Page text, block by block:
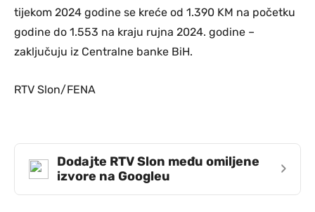
tijekom 2024 godine se kreće od 1.390 KM na početku
godine do 1.553 na kraju rujna 2024. godine –
zaključuju iz Centralne banke BiH.
RTV Slon/FENA
Dodajte RTV Slon među omiljene
izvore na Googleu
›